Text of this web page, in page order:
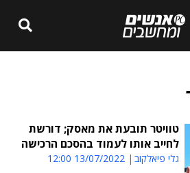
טוויטר תובעת את מאסק; דורשת
לחייב אותו לעמוד בהסכם הרכישה
גלי פיאלקוב 13/07/2022 12:00